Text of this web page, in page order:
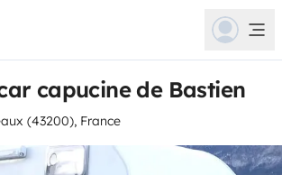
capucine de Bastien
(43200), France